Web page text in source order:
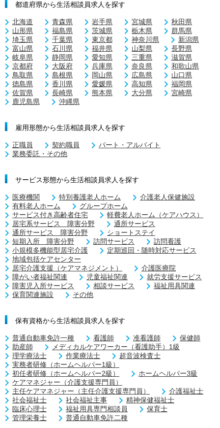
都道府県から生活相談員求人を探す
北海道 青森県 岩手県 宮城県
秋田県
山形県
福島県 茨城県 栃木県
群馬県
埼玉県
千葉県 東京都 神奈川県
新潟県
富山県
石川県 福井県 山梨県
長野県
岐阜県
静岡県 愛知県 三重県
滋賀県
京都府
大阪府 兵庫県 奈良県
和歌山県
鳥取県
島根県 岡山県 広島県
山口県
徳島県
香川県 愛媛県 高知県
福岡県
佐賀県
長崎県 熊本県 大分県
宮崎県
鹿児島県
沖縄県
雇用形態から生活相談員求人を探す
正職員 契約職員
パート・アルバイト
業務委託・その他
サービス形態から生活相談員求人を探す
医療機関 特別養護老人ホーム
介護老人保健施設
有料老人ホーム
グループホーム
サービス付き高齢者住宅
軽費老人ホーム（ケアハウス）
居宅系サービス 障害分野
通所サービス
通所サービス 障害分野
ショートステイ
短期入所 障害分野
訪問サービス
訪問看護
小規模多機能型居宅介護
定期巡回・随時対応サービス
地域包括ケアセンター
居宅介護支援（ケアマネジメント）
介護医療院
障がい者福祉関連
児童福祉関連
就労支援サービス
障害児入所サービス
相談サービス
福祉用具関連
保育関連施設
その他
保有資格から生活相談員求人を探す
普通自動車免許一種 看護師 准看護師
保健師
助産師
メディカルケアワーカー（看護助手）1級
理学療法士
作業療法士
超音波検査士
実務者研修（ホームヘルパー1級）
初任者研修（ホームヘルパー2級）
ホームヘルパー3級
ケアマネジャー（介護支援専門員）
主任ケアマネジャー（主任介護支援専門員）
介護福祉士
社会福祉士
社会福祉主事
精神保健福祉士
臨床心理士
福祉用具専門相談員
保育士
管理栄養士
普通自動車免許二種